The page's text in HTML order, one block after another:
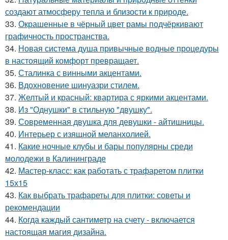
создают атмосферу тепла и близости к природе.
33. Окрашенные в чёрный цвет рамы подчёркивают
графичность пространства.
34. Новая система душа привычные водные процедуры
в настоящий комфорт превращает.
35. Сталинка с винными акцентами.
36. Вдохновение шинуазри стилем.
37. Желтый и красный: квартира с яркими акцентами.
38. Из "Однушки" в стильную "двушку".
39. Современная двушка для девушки - айтишницы.
40. Интерьер с изящной меланхолией.
41. Какие ночные клубы и бары популярны среди
молодежи в Калининграде
42. Мастер-класс: как работать с трафаретом плитки
15х15
43. Как выбрать трафареты для плитки: советы и
рекомендации
44. Когда каждый сантиметр на счету - включается
настоящая магия дизайна.